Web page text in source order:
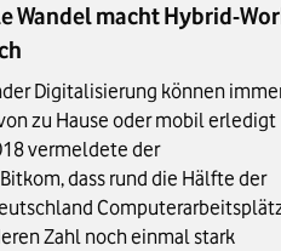
Wandel macht Hybrid-
Digitalisierung können
zu Hause oder mobil erledigt
vermeldete der
dass rund die Hälfte der
Zahl noch einmal stark